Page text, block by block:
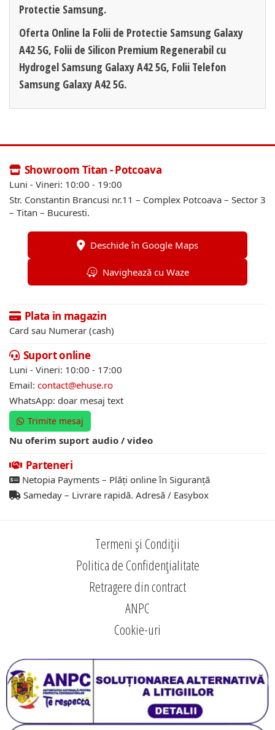
Protectie Samsung.
Oferta Online la Folii de Protectie Samsung Galaxy
A42 5G, Folii de Silicon Premium Regenerabil cu
Hydrogel Samsung Galaxy A42 5G, Folii Telefon
Samsung Galaxy A42 5G.
Showroom Titan - Potcoava
Luni - Vineri: 10:00 - 19:00
Str. Constantin Brancusi nr.11 – Complex Potcoava – Sector 3
– Titan – Bucuresti.
Deschide în Google Maps
Navighează cu Waze
Plata in magazin
Card sau Numerar (cash)
Suport online
Luni - Vineri: 10:00 - 17:00
Email: contact@ehuse.ro
WhatsApp: doar mesaj text
Trimite mesaj
Nu oferim suport audio / video
Parteneri
Netopia Payments – Plăți online în Siguranță
Sameday – Livrare rapidă. Adresă / Easybox
Termeni și Condiții
Politica de Confidențialitate
Retragere din contract
ANPC
Cookie-uri